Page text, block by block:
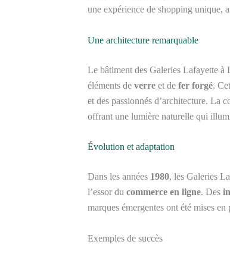
une expérience de shopping unique,
Une architecture remarquable
Le bâtiment des Galeries Lafayette à
éléments de verre et de fer forgé.
et des passionnés d’architecture. La
offrant une lumière naturelle qui
Évolution et adaptation
Dans les années 1980, les Galeries
l’essor du commerce en ligne. Des
marques émergentes ont été mises
Exemples de succès